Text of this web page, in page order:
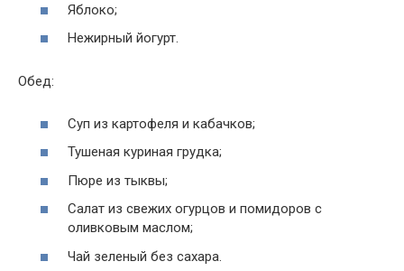
Яблоко;
Нежирный йогурт.
Обед:
Суп из картофеля и кабачков;
Тушеная куриная грудка;
Пюре из тыквы;
Салат из свежих огурцов и помидоров с
оливковым маслом;
Чай зеленый без сахара.